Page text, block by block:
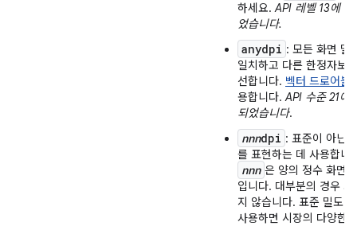
하세요.API 레벨 13에 추
었습니다.
anydpi : 모든 화면 밀
일치하고 다른 한정자보
선합니다. 벡터 드로어블
용합니다.API 수준 21에
되었습니다.
nnndpi : 표준이 아닌
를 표현하는 데 사용합니
nnn 은 양의 정수 화면
입니다. 대부분의 경우 사
지 않습니다. 표준 밀도
사용하면 시장의 다양한